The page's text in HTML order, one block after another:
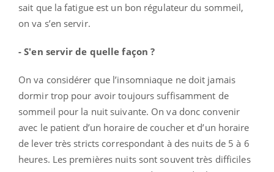
sait que la fatigue est un bon régulateur du sommeil,
on va s’en servir.
- S'en servir de quelle façon ?
On va considérer que l’insomniaque ne doit jamais
dormir trop pour avoir toujours suffisamment de
sommeil pour la nuit suivante. On va donc convenir
avec le patient d’un horaire de coucher et d’un horaire
de lever très stricts correspondant à des nuits de 5 à 6
heures. Les premières nuits sont souvent très difficiles